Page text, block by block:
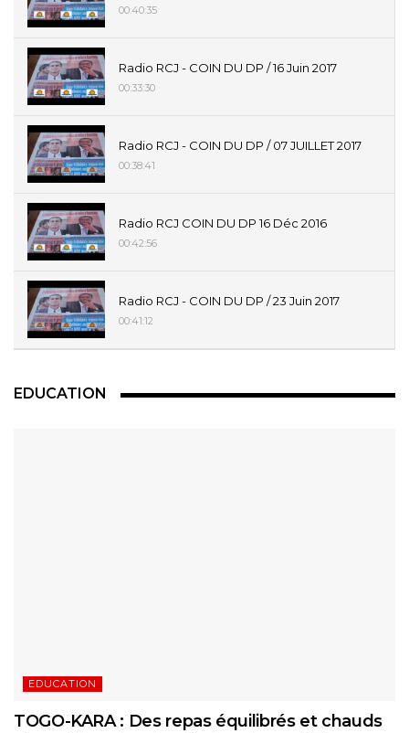
00:40:35
Radio RCJ - COIN DU DP / 16 Juin 2017
00:33:30
Radio RCJ - COIN DU DP / 07 JUILLET 2017
00:38:41
Radio RCJ COIN DU DP 16 Déc 2016
00:42:56
Radio RCJ - COIN DU DP / 23 Juin 2017
00:41:12
EDUCATION
EDUCATION
TOGO-KARA : Des repas équilibrés et chauds